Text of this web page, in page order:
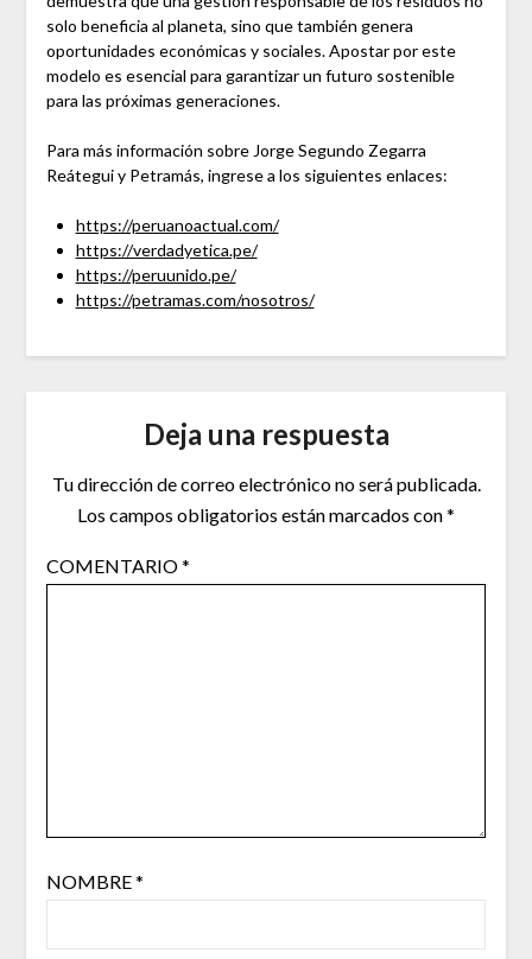
solo beneficia al planeta, sino que también genera
oportunidades económicas y sociales. Apostar por este
modelo es esencial para garantizar un futuro sostenible
para las próximas generaciones.
Para más información sobre Jorge Segundo Zegarra
Reátegui y Petramás, ingrese a los siguientes enlaces:
https://peruanoactual.com/
https://verdadyetica.pe/
https://peruunido.pe/
https://petramas.com/nosotros/
Deja una respuesta
Tu dirección de correo electrónico no será publicada.
Los campos obligatorios están marcados con*
COMENTARIO*
NOMBRE*